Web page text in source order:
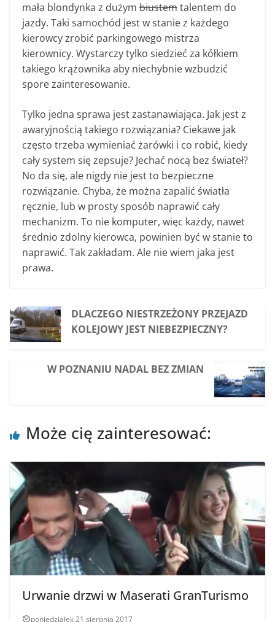
mała blondynka z dużym biustemtalentem do
jazdy. Taki samochód jest w stanie z każdego
kierowcy zrobić parkingowego mistrza
kierownicy. Wystarczy tylko siedzieć za kółkiem
takiego krążownika aby niechybnie wzbudzić
spore zainteresowanie.
Tylko jedna sprawa jest zastanawiająca. Jak jest z
awaryjnością takiego rozwiązania? Ciekawe jak
często trzeba wymieniać żarówki i co robić, kiedy
cały system się zepsuje? Jechać nocą bez świateł?
No da się, ale nigdy nie jest to bezpieczne
rozwiązanie. Chyba, że można zapalić światła
ręcznie, lub w prosty sposób naprawić cały
mechanizm. To nie komputer, więc każdy, nawet
średnio zdolny kierowca, powinien być w stanie to
naprawić. Tak zakładam. Ale nie wiem jaka jest
prawa.
DLACZEGO NIESTRZEŻONY PRZEJAZD
KOLEJOWY JEST NIEBEZPIECZNY?
W POZNANIU NADAL BEZ ZMIAN
Może cię zainteresować:
Urwanie drzwi w Maserati GranTurismo
poniedziałek 21 sierpnia 2017